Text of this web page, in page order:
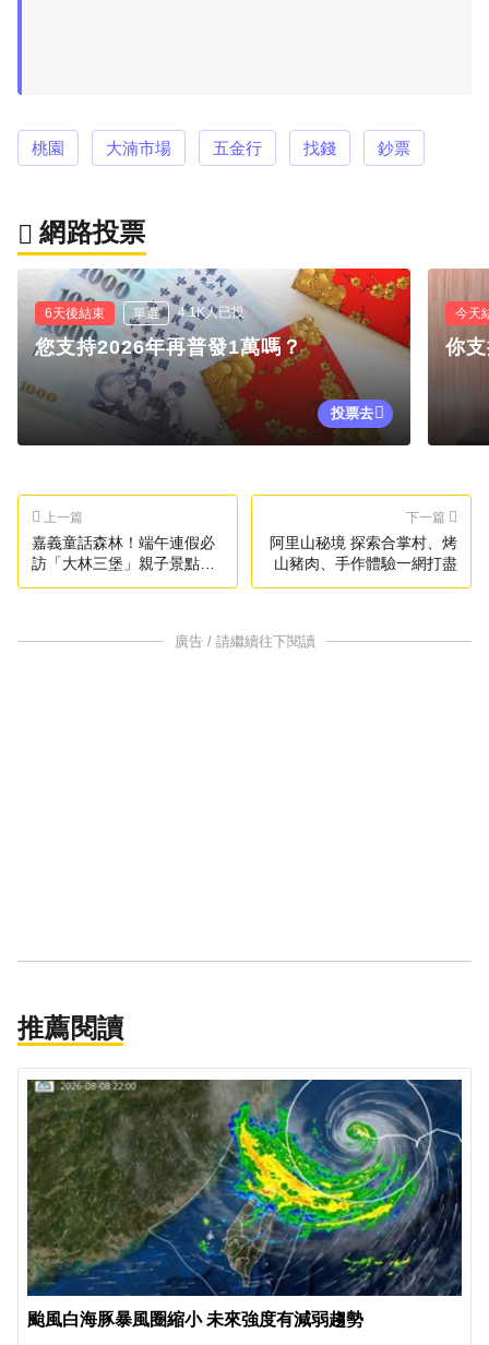
桃園 大湳市場 五金行 找錢 鈔票
網路投票
6天後結束 單選 4.1K人已投
您支持2026年再普發1萬嗎？
投票去
今天
你
上一篇
嘉義童話森林！端午連假必
訪「大林三堡」親子景點提
案
下一篇
阿里山秘境 探索合掌村、烤
山豬肉、手作體驗一網打盡
廣告 / 請繼續往下閱讀
推薦閱讀
颱風白海豚暴風圈縮小 未來強度有減弱趨勢